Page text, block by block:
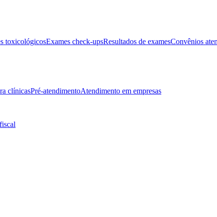
toxicológicosExames check-upsResultados de examesConvênios
clínicasPré-atendimentoAtendimento em empresas